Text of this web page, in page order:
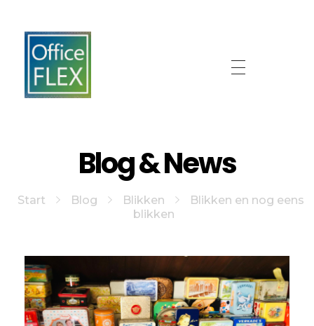
Start Blog Blikken
Blikken en nog eens
blikken
Blog & News